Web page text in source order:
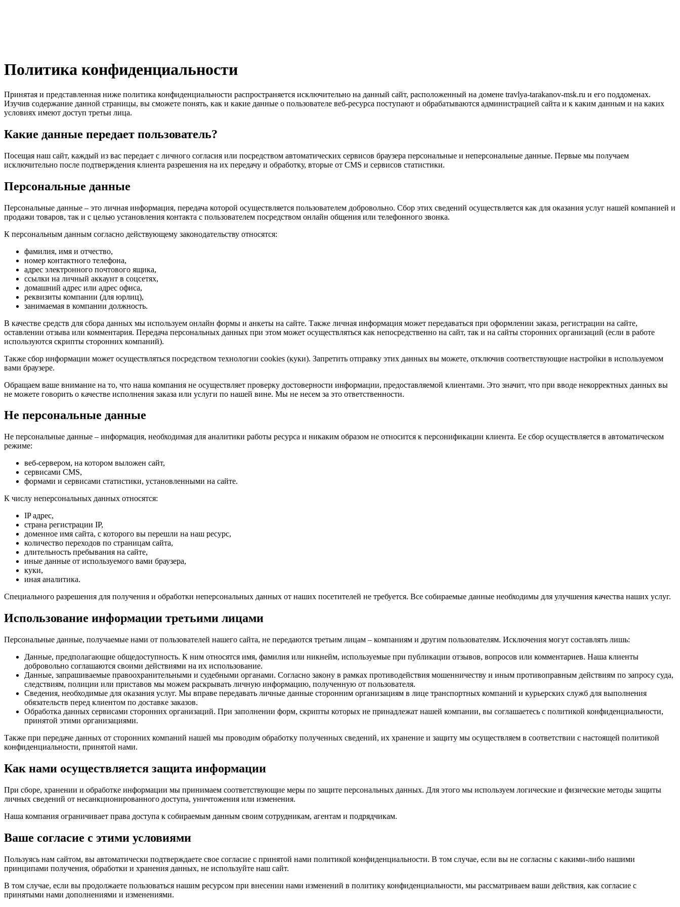
Политика конфиденциальности
Принятая и представленная ниже политика конфиденциальности распространяется исключительно на данный сайт, расположенный на домене travlya-tarakanov-msk.ru и его поддоменах.
Изучив содержание данной страницы, вы сможете понять, как и какие данные о пользователе веб-ресурса поступают и обрабатываются администрацией сайта и к каким данным и на каких
условиях имеют доступ третьи лица.
Какие данные передает пользователь?
Посещая наш сайт, каждый из вас передает с личного согласия или посредством автоматических сервисов браузера персональные и неперсональные данные. Первые мы получаем
исключительно после подтверждения клиента разрешения на их передачу и обработку, вторые от CMS и сервисов статистики.
Персональные данные
Персональные данные – это личная информация, передача которой осуществляется пользователем добровольно. Сбор этих сведений осуществляется как для оказания услуг нашей компанией и
продажи товаров, так и с целью установления контакта с пользователем посредством онлайн общения или телефонного звонка.
К персональным данным согласно действующему законодательству относятся:
фамилия, имя и отчество,
номер контактного телефона,
адрес электронного почтового ящика,
ссылки на личный аккаунт в соцсетях,
домашний адрес или адрес офиса,
реквизиты компании (для юрлиц),
занимаемая в компании должность.
В качестве средств для сбора данных мы используем онлайн формы и анкеты на сайте. Также личная информация может передаваться при оформлении заказа, регистрации на сайте,
оставлении отзыва или комментария. Передача персональных данных при этом может осуществляться как непосредственно на сайт, так и на сайты сторонних организаций (если в работе
используются скрипты сторонних компаний).
Также сбор информации может осуществляться посредством технологии cookies (куки). Запретить отправку этих данных вы можете, отключив соответствующие настройки в используемом
вами браузере.
Обращаем ваше внимание на то, что наша компания не осуществляет проверку достоверности информации, предоставляемой клиентами. Это значит, что при вводе некорректных данных вы
не можете говорить о качестве исполнения заказа или услуги по нашей вине. Мы не несем за это ответственности.
Не персональные данные
Не персональные данные – информация, необходимая для аналитики работы ресурса и никаким образом не относится к персонификации клиента. Ее сбор осуществляется в автоматическом
режиме:
веб-сервером, на котором выложен сайт,
сервисами CMS,
формами и сервисами статистики, установленными на сайте.
К числу неперсональных данных относятся:
IP адрес,
страна регистрации IP,
доменное имя сайта, с которого вы перешли на наш ресурс,
количество переходов по страницам сайта,
длительность пребывания на сайте,
иные данные от используемого вами браузера,
куки,
иная аналитика.
Специального разрешения для получения и обработки неперсональных данных от наших посетителей не требуется. Все собираемые данные необходимы для улучшения качества наших услуг.
Использование информации третьими лицами
Персональные данные, получаемые нами от пользователей нашего сайта, не передаются третьим лицам – компаниям и другим пользователям. Исключения могут составлять лишь:
Данные, предполагающие общедоступность. К ним относятся имя, фамилия или никнейм, используемые при публикации отзывов, вопросов или комментариев. Наша клиенты
добровольно соглашаются своими действиями на их использование.
Данные, запрашиваемые правоохранительными и судебными органами. Согласно закону в рамках противодействия мошенничеству и иным противоправным действиям по запросу суда,
следствиям, полиции или приставов мы можем раскрывать личную информацию, полученную от пользователя.
Сведения, необходимые для оказания услуг. Мы вправе передавать личные данные сторонним организациям в лице транспортных компаний и курьерских служб для выполнения
обязательств перед клиентом по доставке заказов.
Обработка данных сервисами сторонних организаций. При заполнении форм, скрипты которых не принадлежат нашей компании, вы соглашаетесь с политикой конфиденциальности,
принятой этими организациями.
Также при передаче данных от сторонних компаний нашей мы проводим обработку полученных сведений, их хранение и защиту мы осуществляем в соответствии с настоящей политикой
конфиденциальности, принятой нами.
Как нами осуществляется защита информации
При сборе, хранении и обработке информации мы принимаем соответствующие меры по защите персональных данных. Для этого мы используем логические и физические методы защиты
личных сведений от несанкционированного доступа, уничтожения или изменения.
Наша компания ограничивает права доступа к собираемым данным своим сотрудникам, агентам и подрядчикам.
Ваше согласие с этими условиями
Пользуясь нам сайтом, вы автоматически подтверждаете свое согласие с принятой нами политикой конфиденциальности. В том случае, если вы не согласны с какими-либо нашими
принципами получения, обработки и хранения данных, не используйте наш сайт.
В том случае, если вы продолжаете пользоваться нашим ресурсом при внесении нами изменений в политику конфиденциальности, мы рассматриваем ваши действия, как согласие с
принятыми нами дополнениями и изменениями.